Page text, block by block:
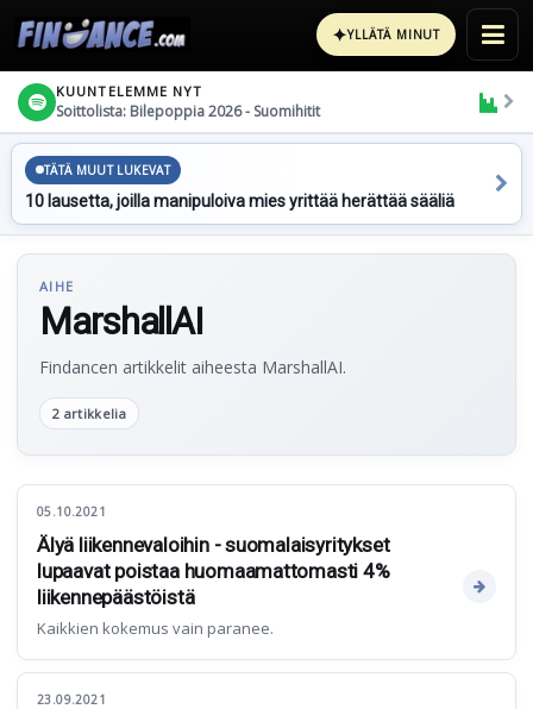
✦YLLÄTÄ MINUT
KUUNTELEMME NYT
Soittolista: Bilepoppia 2026 - Suomihitit
TÄTÄ MUUT LUKEVAT
10 lausetta, joilla manipuloiva mies yrittää herättää sääliä
AIHE
MarshallAI
Findancen artikkelit aiheesta MarshallAI.
2 artikkelia
05.10.2021
Älyä liikennevaloihin - suomalaisyritykset
lupaavat poistaa huomaamattomasti 4%
liikennepäästöistä
Kaikkien kokemus vain paranee.
23.09.2021